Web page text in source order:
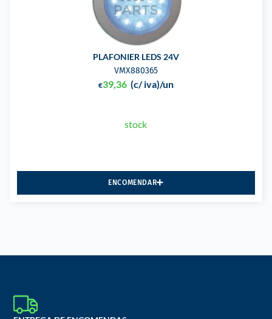
PLAFONIER LEDS 24V
VMX880365
€39,36 (c/ iva)/un
stock
ENCOMENDAR